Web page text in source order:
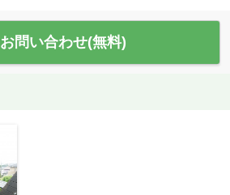
お問い合わせ(無料)